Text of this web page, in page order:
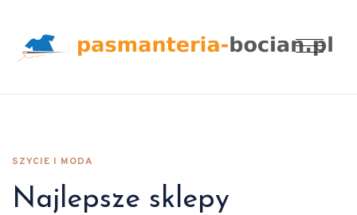
SZYCIE I MODA
Najlepsze sklepy